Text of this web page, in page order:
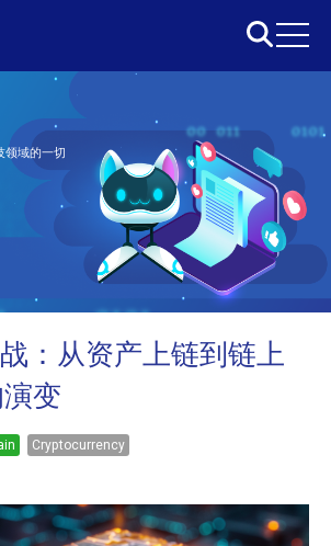
领域的一切
：从资产上链到链上
变
Cryptocurrency